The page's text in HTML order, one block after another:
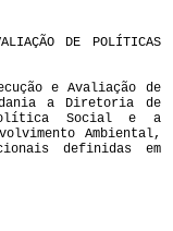
DE POLÍTICAS
e Avaliação de
a Diretoria de
Social e a
Ambiental,
definidas em